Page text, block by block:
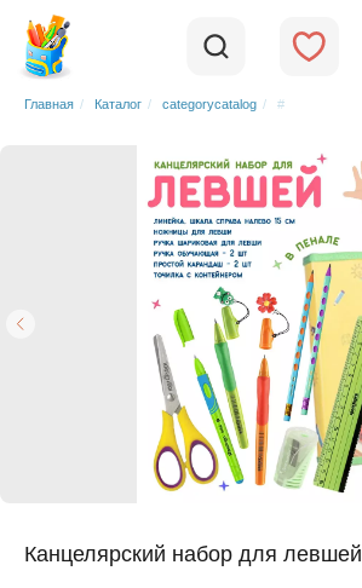
Главная / Каталог / categorycatalog / #
Канцелярский набор для левшей